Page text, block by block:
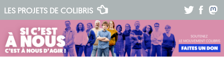
LES PROJETS DE COLIBRIS